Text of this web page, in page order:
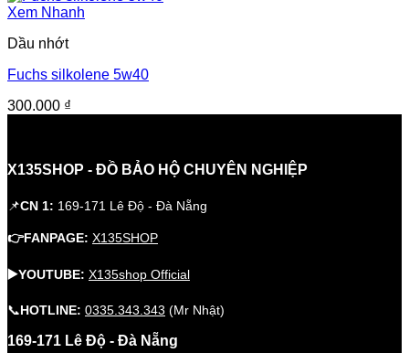
Xem Nhanh
Dầu nhớt
Fuchs silkolene 5w40
300.000 ₫
X135SHOP - ĐỒ BẢO HỘ CHUYÊN NGHIỆP
📌CN 1: 169-171 Lê Độ - Đà Nẵng
👉FANPAGE: X135SHOP
▶️YOUTUBE: X135shop Official
📞HOTLINE: 0335.343.343 (Mr Nhật)
169-171 Lê Độ - Đà Nẵng